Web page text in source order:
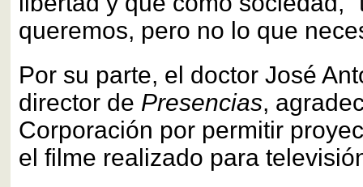
queremos, pero no lo que
Por su parte, el doctor José
director de Presencias,
Corporación por permitir
el filme realizado para